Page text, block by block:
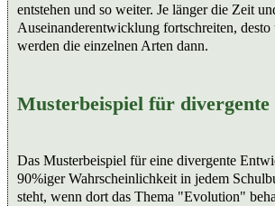
entstehen und so weiter. Je länger die Zeit
Auseinanderentwicklung fortschreiten, desto
werden die einzelnen Arten dann.
Musterbeispiel für
Das Musterbeispiel für eine divergente
90%iger Wahrscheinlichkeit in jedem
steht, wenn dort das Thema "Evolution"